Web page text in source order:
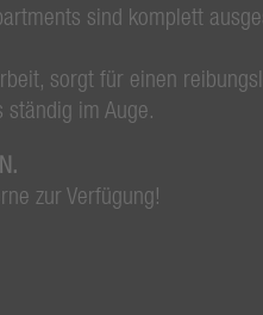
sind komplett
sorgt für einen
ständig im Auge.
zur Verfügung!